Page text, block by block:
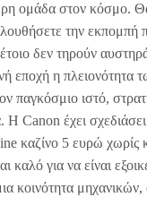
ομάδα στον κόσμο.
την εκπομπή
δεν τηρούν
εποχή η
παγκόσμιο ιστό,
έχει σχεδιάσει
καζίνο 5 ευρώ
καλό για να είναι
κοινότητα